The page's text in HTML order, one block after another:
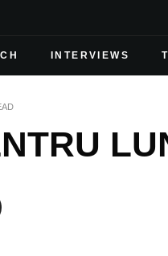
INTERVIEWS